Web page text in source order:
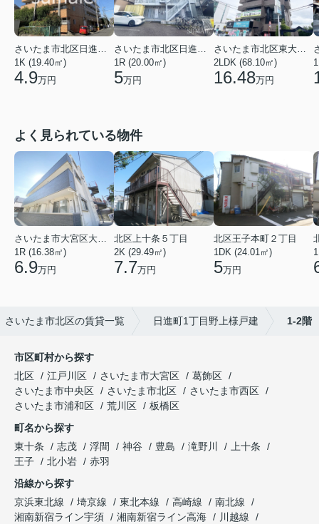
さいたま市北区日進町２丁目
1K (19.40㎡)
4.9万円
さいたま市北区日進町３丁目
1R (20.00㎡)
5万円
さいたま市北区東大成町１丁目
2LDK (68.10㎡)
16.48万円
よく見られている物件
さいたま市大宮区大成町１丁目
1R (16.38㎡)
6.9万円
北区上十条５丁目
2K (29.49㎡)
7.7万円
北区王子本町２丁目
1DK (24.01㎡)
5万円
さいたま市北区の賃貸一覧 日進町1丁目野上様戸建 1-2階
市区町村から探す
北区
江戸川区 さいたま市大宮区
葛飾区
さいたま市中央区
さいたま市北区
さいたま市西区
さいたま市浦和区
荒川区
板橋区
町名から探す
東十条
志茂 浮間 神谷 豊島 滝野川
上十条
王子
北小岩
赤羽
沿線から探す
京浜東北線
埼京線 東北本線 高崎線
南北線
湘南新宿ライン宇須
湘南新宿ライン高海
川越線